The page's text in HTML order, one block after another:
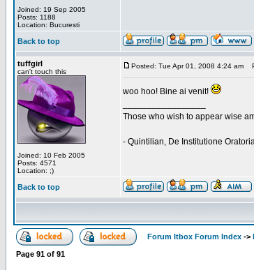
Joined: 19 Sep 2005
Posts: 1188
Location: Bucuresti
Back to top
tuffgirl
can't touch this
Joined: 10 Feb 2005
Posts: 4571
Location: ;)
Posted: Tue Apr 01, 2008 4:24 am
woo hoo! Bine ai venit!
Those who wish to appear wise
- Quintilian, De Institutione
Back to top
Forum Itbox Forum Index ->
Page 91 of 91